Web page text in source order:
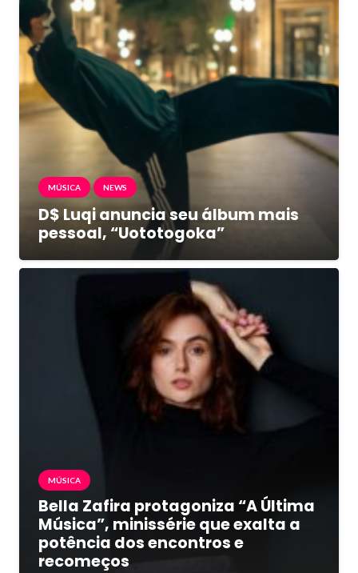
MÚSICA NEWS
D$ Luqi anuncia seu álbum mais
pessoal, “Uototogoka”
MÚSICA
Bella Zafira protagoniza “A Última
Música”, minissérie que exalta a
potência dos encontros e
recomeços